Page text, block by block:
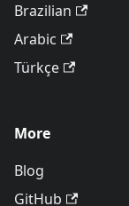
Brazilian
Arabic
Türkçe
More
Blog
GitHub